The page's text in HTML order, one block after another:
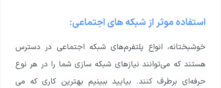
استفاده موثر از شبکه های اجتماعی:
خوشبختانه، انواع پلتفرم‌های شبکه اجتماعی در دسترس
هستند که می‌توانند نیازهای شبکه سازی شما را در هر نوع
حرفه‌ای برطرف کنند. بیایید ببینیم بهترین کاری که می